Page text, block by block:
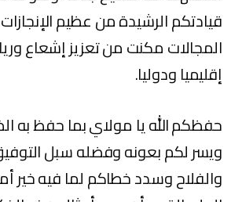
قيادتكم الرشيدة من عظيم
المجالات مكنت من تعزيز إشعاع
إقليميا ودوليا.
حفظكم الله يا مولاي بما حفظ به
ويسر لكم بعونه وفضله سبل
والفلاح وسدد خطاكم لما فيه خير